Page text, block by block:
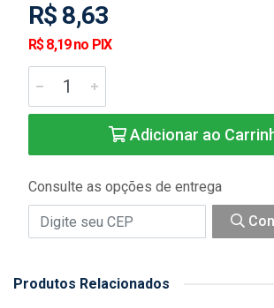
R$ 8,63
R$ 8,19 no PIX
Adicionar ao
Consulte as opções de entrega
Produtos Relacionados